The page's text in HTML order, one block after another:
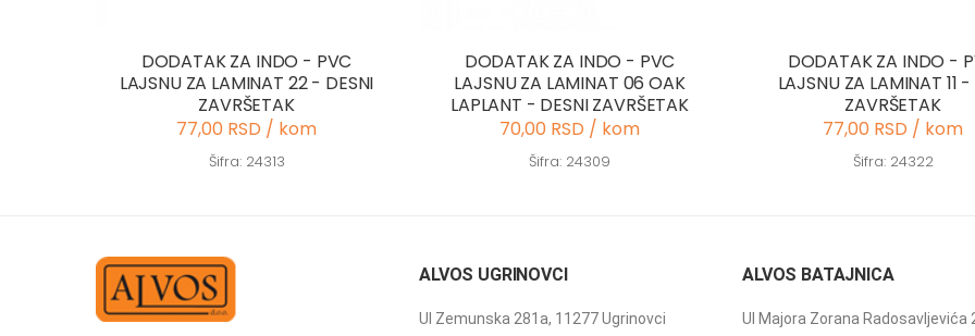
DODATAK ZA INDO - PVC
LAJSNU ZA LAMINAT 22 - DESNI
ZAVRŠETAK
77,00 RSD / kom
Šifra: 24313
DODATAK ZA INDO - PVC
LAJSNU ZA LAMINAT 06 OAK
LAPLANT - DESNI ZAVRŠETAK
70,00 RSD / kom
Šifra: 24309
DODATAK ZA INDO -
LAJSNU ZA LAMINAT 11 -
ZAVRŠETAK
77,00 RSD / kom
Šifra: 24322
ALVOS UGRINOVCI
Ul Zemunska 281a, 11277 Ugrinovci
ALVOS BATAJNICA
Ul Majora Zorana Radosavljevića